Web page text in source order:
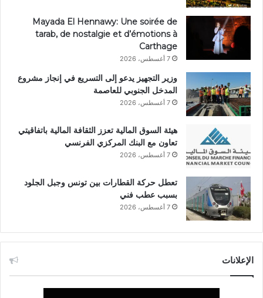
Mayada El Hennawy: Une soirée de
tarab, de nostalgie et d’émotions à
Carthage
7 أغسطس، 2026
وزير التجهيز يدعو إلى التسريع في إنجاز مشروع
المدخل الجنوبي للعاصمة
7 أغسطس، 2026
هيئة السوق المالية تعزز الثقافة المالية باتفاقيتي
تعاون مع البنك المركزي الفرنسي
7 أغسطس، 2026
تعطل حركة القطارات بين تونس وجبل الجلود
بسبب عطب فني
7 أغسطس، 2026
الإعلانات